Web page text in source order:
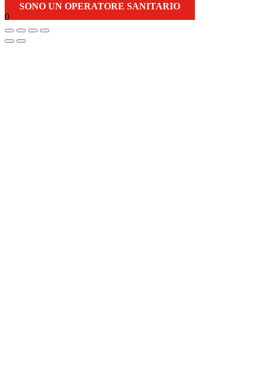
SONO UN OPERATORE SANITARIO
0
Torna
in